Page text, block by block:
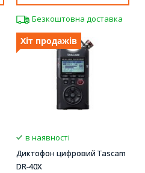
Безкоштовна доставка
Хіт продажів
в наявності
Диктофон цифровий Tascam
DR-40X